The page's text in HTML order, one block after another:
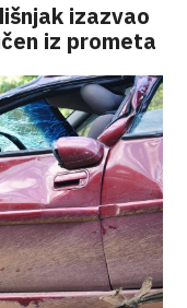
izazvao
iz prometa